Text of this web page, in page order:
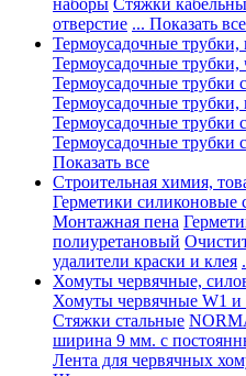
наборы Стяжки
отверстие ... Показать все
Термоусадочные трубки,
Термоусадочные трубки,
Термоусадочные трубки
Термоусадочные трубки,
Термоусадочные трубки
Термоусадочные трубки
Показать все
Строительная химия,
Герметики силиконовые
Монтажная пена
полиуретановый
удалители краски и клея
Хомуты червячные,
Хомуты червячные W1 и
Стяжки стальные
ширина 9 мм. с
Лента для червячных